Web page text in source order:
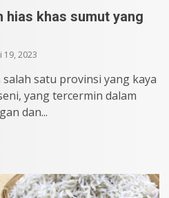
hias khas sumut yang
19, 2023
satu provinsi yang kaya
yang tercermin dalam
dan...